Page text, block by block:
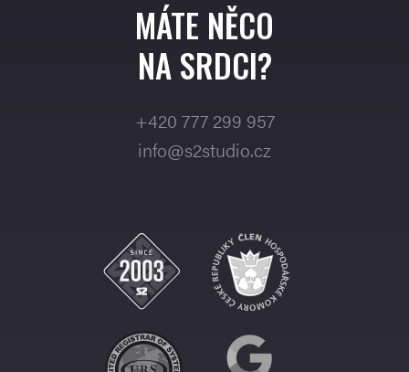
MÁTE NĚCO
NA SRDCI?
+420 777 299 957
info@s2studio.cz